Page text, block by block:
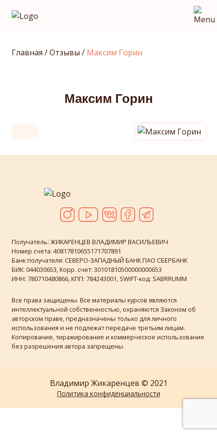
Главная /Отзывы / Максим Горин
Максим Горин
Получатель: ЖИКАРЕНЦЕВ ВЛАДИМИР ВАСИЛЬЕВИЧ
Номер счета: 40817810655171707891
Банк получателя: СЕВЕРО-ЗАПАДНЫЙ БАНК ПАО СБЕРБАНК
БИК: 044030653, Корр. счет: 30101810500000000653
ИНН: 780710480866, КПП: 784243001, SWIFT-код: SABRRUMM
Все права защищены. Все материалы курсов являются
интеллектуальной собственностью, охраняются Законом об
авторском праве, предназначены только для личного
использования и не подлежат передаче третьим лицам.
Копирование, тиражирование и коммерческое использование
без разрешения автора запрещены.
Владимир Жикаренцев © 2021
Политика конфиденциальности